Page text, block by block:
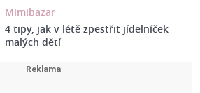
Mimibazar
4 tipy, jak v létě zpestřit jídelníček
malých dětí